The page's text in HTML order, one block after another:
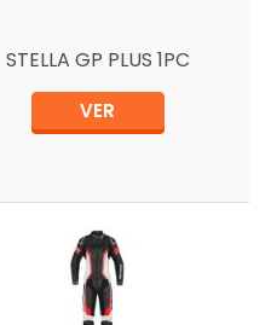
STELLA GP PLUS 1PC
VER